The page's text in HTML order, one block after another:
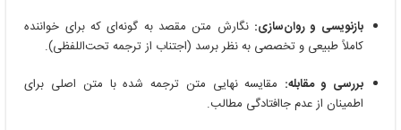
بازنویسی و روان‌سازی: نگارش متن مقصد به گونه‌ای که برای خواننده
کاملاً طبیعی و تخصصی به نظر برسد (اجتناب از ترجمه تحت‌اللفظی).
بررسی و مقابله: مقایسه نهایی متن ترجمه شده با متن اصلی برای
اطمینان از عدم جاافتادگی مطالب.